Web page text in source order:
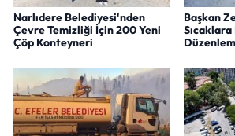
Narlıdere Belediyesi'nden
Çevre Temizliği İçin 200 Yeni
Çöp Konteyneri
Başkan
Sıcaklara